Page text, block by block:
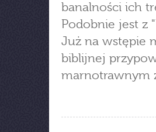
banalności ich
Podobnie jest z
Już na wstępie
biblijnej
marnotrawnym